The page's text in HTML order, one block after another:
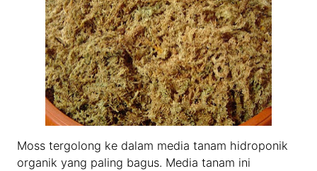
Moss tergolong ke dalam media tanam hidroponik
organik yang paling bagus. Media tanam ini